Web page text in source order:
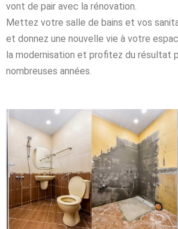
vont de pair avec la rénovation.
Mettez votre salle de bains et vos
et donnez une nouvelle vie à votre
la modernisation et profitez du résultat
nombreuses années.